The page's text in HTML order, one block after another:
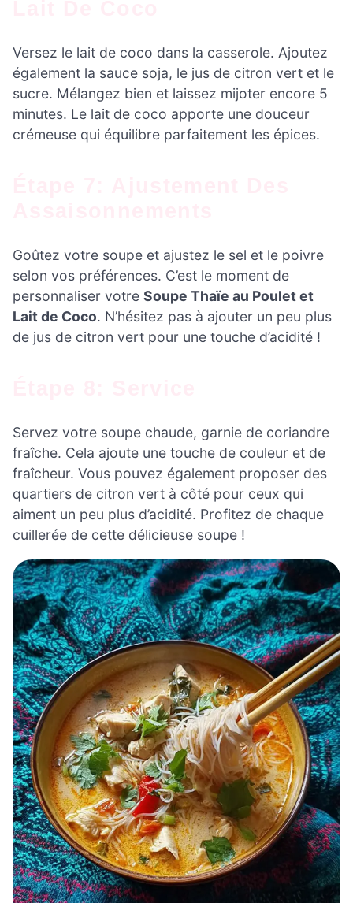
Versez le lait de coco dans la casserole. Ajoutez
également la sauce soja, le jus de citron vert et le
sucre. Mélangez bien et laissez mijoter encore 5
minutes. Le lait de coco apporte une douceur
crémeuse qui équilibre parfaitement les épices.
Goûtez votre soupe et ajustez le sel et le poivre
selon vos préférences. C’est le moment de
personnaliser votre Soupe Thaïe au Poulet et
Lait de Coco. N’hésitez pas à ajouter un peu plus
de jus de citron vert pour une touche d’acidité !
Servez votre soupe chaude, garnie de coriandre
fraîche. Cela ajoute une touche de couleur et de
fraîcheur. Vous pouvez également proposer des
quartiers de citron vert à côté pour ceux qui
aiment un peu plus d’acidité. Profitez de chaque
cuillerée de cette délicieuse soupe !